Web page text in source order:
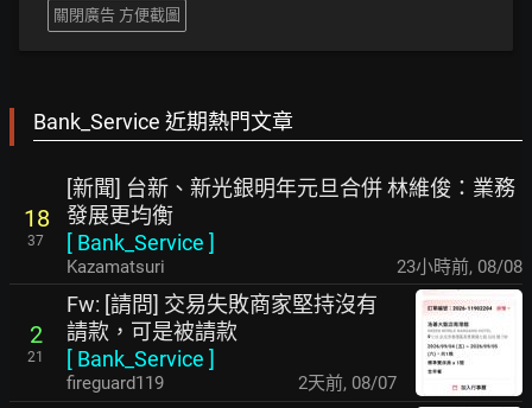
關閉廣告 方便截圖
Bank_Service 近期熱門文章
18
37
[新聞] 台新、新光銀明年元旦合併 林維俊：業務
發展更均衡
[ Bank_Service ]
Kazamatsuri 23小時前, 08/08
2
21
Fw: [請問] 交易失敗商家堅持沒有
請款，可是被請款
[ Bank_Service ]
fireguard119 2天前, 08/07